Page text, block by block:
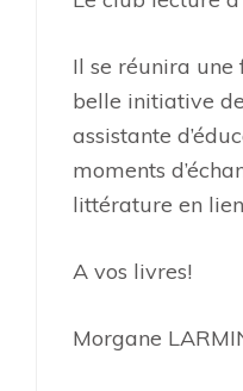
Il se réunira une
belle initiative
assistante
moments
littérature en
A vos livres!
Morgane